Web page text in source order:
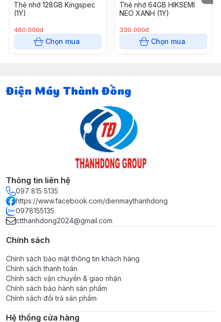
Thẻ nhớ 128GB Kingspec
(1Y)
460.000đ
Chọn mua
Thẻ nhớ 64GB HIKSEMI
NEO XANH (1Y)
330.000đ
Chọn mua
Điện Máy Thành Đồng
Thông tin liên hệ
097 815 5135
https://www.facebook.com/dienmaythanhdong
0978155135
ctthanhdong2024@gmail.com
Chính sách
Chính sách bảo mật thông tin khách hàng
Chính sách thanh toán
Chính sách vận chuyển & giao nhận
Chính sách bảo hành sản phẩm
Chính sách đổi trả sản phẩm
Hệ thống cửa hàng